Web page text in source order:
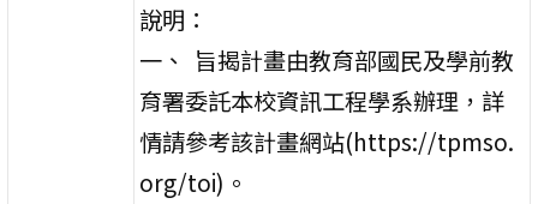
說明：
一、 旨揭計畫由教育部國民及學前教
育署委託本校資訊工程學系辦理，詳
情請參考該計畫網站(https://tpmso.
org/toi)。